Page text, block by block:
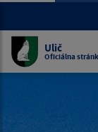
Ulič
Oficiálna